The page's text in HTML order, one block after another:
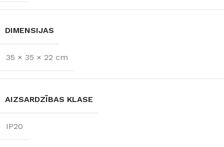
DIMENSIJAS
35 × 35 × 22 cm
AIZSARDZĪBAS KLASE
IP20